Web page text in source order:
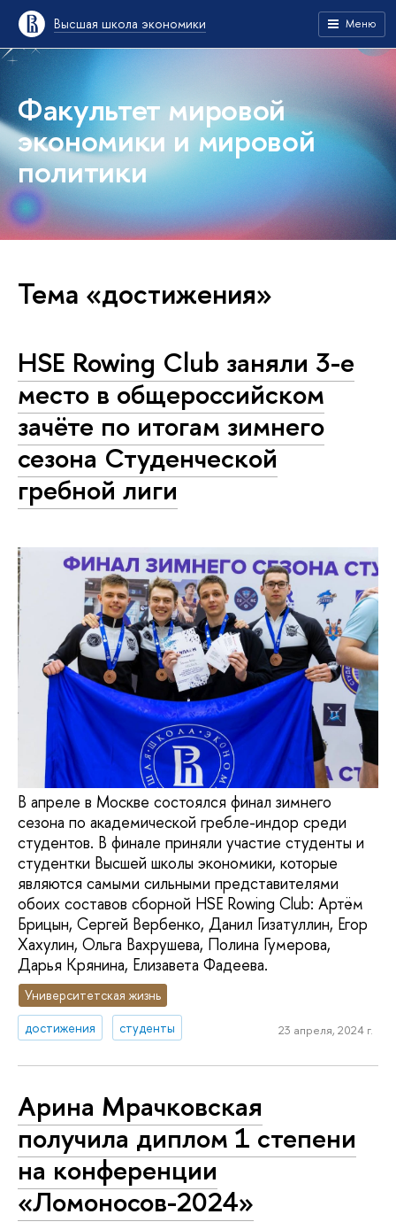
Высшая школа экономики Меню
Факультет мировой
экономики и мировой
политики
Тема «достижения»
HSE Rowing Club заняли 3-е
место в общероссийском
зачёте по итогам зимнего
сезона Студенческой
гребной лиги
В апреле в Москве состоялся финал зимнего
сезона по академической гребле-индор среди
студентов. В финале приняли участие студенты и
студентки Высшей школы экономики, которые
являются самыми сильными представителями
обоих составов сборной HSE Rowing Club: Артём
Брицын, Сергей Вербенко, Данил Гизатуллин, Егор
Хахулин, Ольга Вахрушева, Полина Гумерова,
Дарья Крянина, Елизавета Фадеева.
Университетская жизнь
достижения
студенты 23 апреля, 2024 г.
Арина Мрачковская
получила диплом 1 степени
на конференции
«Ломоносов-2024»